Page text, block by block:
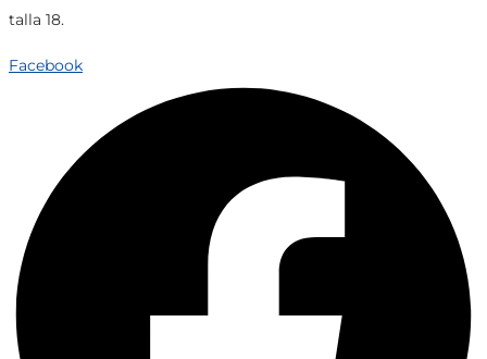
talla 18.
Facebook